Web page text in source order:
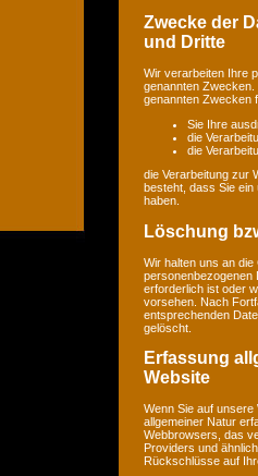
Zwecke der
und Dritte
Wir verarbeiten Ihre
genannten
genannten Zwecken
Sie Ihre
die
die
die Verarbeitung zur
besteht, dass Sie
haben.
Löschung
Wir halten uns an
personenbezogenen
erforderlich ist oder
vorsehen. Nach
entsprechenden
gelöscht.
Erfassung
Website
Wenn Sie auf
allgemeiner Natur
Webbrowsers, das
Providers und
Rückschlüsse auf